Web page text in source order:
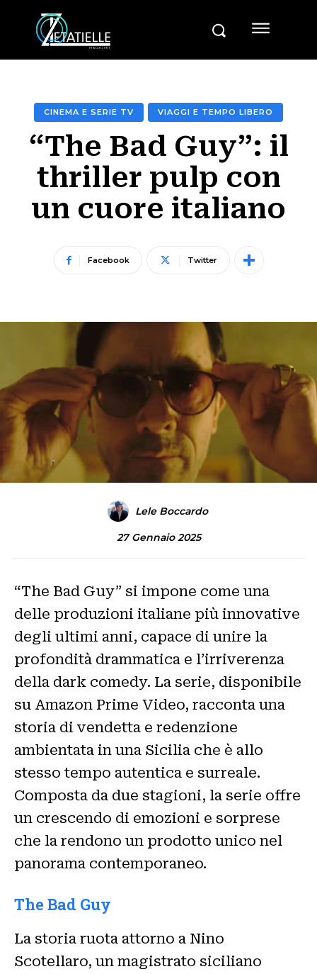
CINEMA E SERIE TV VIAGGI E TEMPO LIBERO
“The Bad Guy”: il
thriller pulp con
un cuore italiano
Facebook Twitter
Lele Boccardo
27 Gennaio 2025
“The Bad Guy” si impone come una
delle produzioni italiane più innovative
degli ultimi anni, capace di unire la
profondità drammatica e l’irriverenza
della dark comedy. La serie, disponibile
su Amazon Prime Video, racconta una
storia di vendetta e redenzione
ambientata in una Sicilia che è allo
stesso tempo autentica e surreale.
Composta da due stagioni, la serie offre
un crescendo di emozioni e sorprese
che la rendono un prodotto unico nel
panorama contemporaneo.
The Bad Guy
La storia ruota attorno a Nino
Scotellaro, un magistrato siciliano